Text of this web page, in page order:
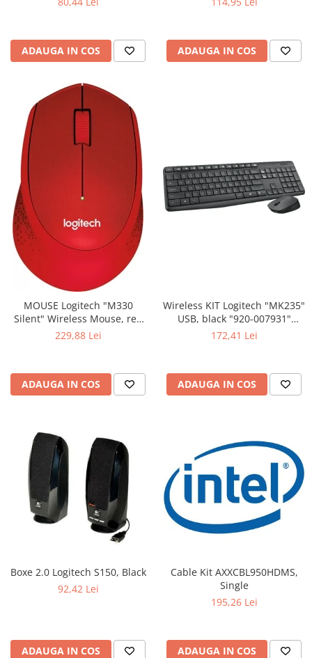
ADAUGA IN COS ADAUGA IN COS
MOUSE Logitech "M330
Silent" Wireless Mouse, red
"910-004911" (include timbru229,88 Lei
ADAUGA IN COS
Wireless KIT Logitech "MK235"
USB, black "920-007931"
(include timbru verde 0.01 lei)
172,41 Lei
ADAUGA IN COS
Boxe 2.0 Logitech S150, Black
92,42 Lei
ADAUGA IN COS
Cable Kit AXXCBL950HDMS,
Single
195,26 Lei
ADAUGA IN COS